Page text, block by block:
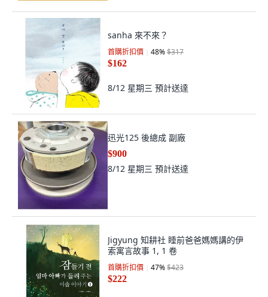
sanha 來不來？
首購折扣價 48%$317
$162
8/12 星期三 預計送達
迅光125 後總成 副廠
$900
8/12 星期三 預計送達
Jigyung 知耕社 睡前爸爸媽媽講的伊
索寓言故事 1, 1 卷
首購折扣價 47%$423
$222